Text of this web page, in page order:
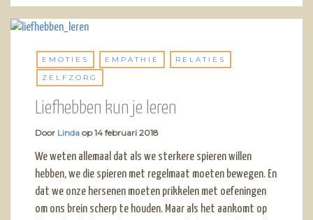
EMOTIES EMPATHIE
RELATIES
ZELFZORG
Liefhebben kun je leren
Door Linda op14 februari 2018
We weten allemaal dat als we sterkere spieren willen
hebben, we die spieren met regelmaat moeten bewegen. En
dat we onze hersenen moeten prikkelen met oefeningen
om ons brein scherp te houden. Maar als het aankomt op